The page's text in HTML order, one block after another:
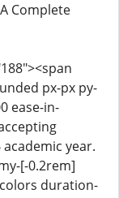
Complete
px-px py-
ease-in-
year.
[-0.2rem]
duration-